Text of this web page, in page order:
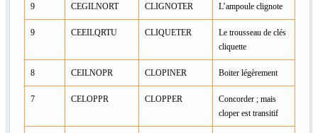
9 CEGILNORT CLIGNOTER L’ampoule clignote
9 CEEILQRTU CLIQUETER
Le trousseau de clés
cliquette
8 CEILNOPR CLOPINER Boiter légèrement
7 CELOPPR CLOPPER
Concorder ; mais
cloper est transitif